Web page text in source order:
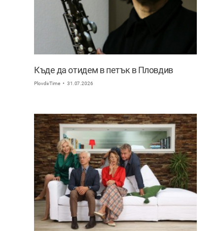
Къде да отидем в петък в Пловдив
PlovdivTime 31.07.2026